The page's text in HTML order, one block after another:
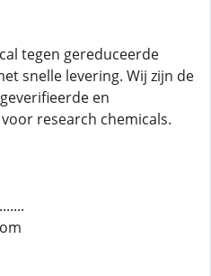
tegen gereduceerde
snelle levering. Wij zijn de
en
research chemicals.